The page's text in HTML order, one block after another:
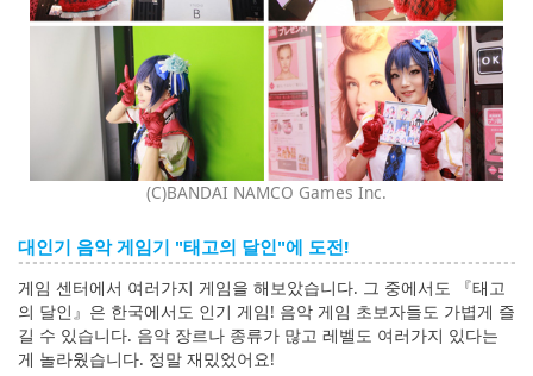
(C)BANDAI NAMCO Games Inc.
대인기 음악 게임기 "태고의 달인"에 도전!
게임 센터에서 여러가지 게임을 해보았습니다. 그 중에서도 『태고
의 달인』은 한국에서도 인기 게임! 음악 게임 초보자들도 가볍게 즐
길 수 있습니다. 음악 장르나 종류가 많고 레벨도 여러가지 있다는
게 놀라웠습니다. 정말 재밌었어요!